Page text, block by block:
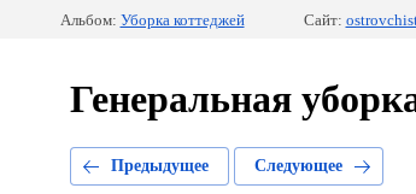
Альбом: Уборка коттеджей Сайт:
Генеральная
Предыдущее Следующее